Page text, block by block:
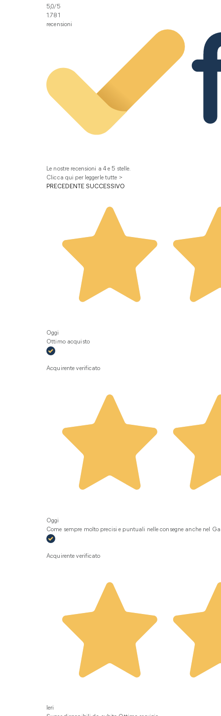
5,0/5
1.781
recensioni
Le nostre recensioni a 4 e 5 stelle.
Clicca qui per leggerle tutte >
PRECEDENTE SUCCESSIVO
Oggi
Ottimo acquisto
Acquirente verificato
Oggi
Come sempre molto precisi e puntuali nelle consegne anche nel
Acquirente verificato
Ieri